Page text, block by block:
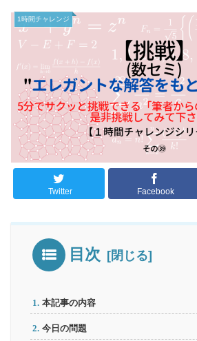
1時間チャレンジ
Twitter Facebook
目次
本記事の内容
今日の問題